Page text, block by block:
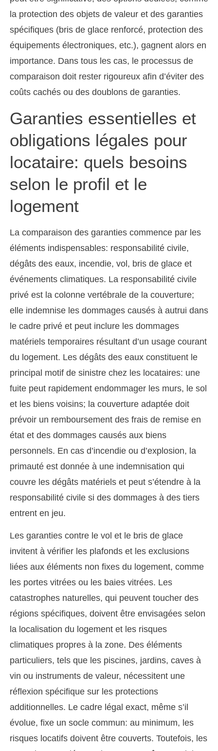
la protection des objets de valeur et des garanties
spécifiques (bris de glace renforcé, protection des
équipements électroniques, etc.), gagnent alors en
importance. Dans tous les cas, le processus de
comparaison doit rester rigoureux afin d’éviter des
coûts cachés ou des doublons de garanties.
Garanties essentielles et
obligations légales pour
locataire: quels besoins
selon le profil et le
logement
La comparaison des garanties commence par les
éléments indispensables: responsabilité civile,
dégâts des eaux, incendie, vol, bris de glace et
événements climatiques. La responsabilité civile
privé est la colonne vertébrale de la couverture;
elle indemnise les dommages causés à autrui dans
le cadre privé et peut inclure les dommages
matériels temporaires résultant d’un usage courant
du logement. Les dégâts des eaux constituent le
principal motif de sinistre chez les locataires: une
fuite peut rapidement endommager les murs, le sol
et les biens voisins; la couverture adaptée doit
prévoir un remboursement des frais de remise en
état et des dommages causés aux biens
personnels. En cas d’incendie ou d’explosion, la
primauté est donnée à une indemnisation qui
couvre les dégâts matériels et peut s’étendre à la
responsabilité civile si des dommages à des tiers
entrent en jeu.
Les garanties contre le vol et le bris de glace
invitent à vérifier les plafonds et les exclusions
liées aux éléments non fixes du logement, comme
les portes vitrées ou les baies vitrées. Les
catastrophes naturelles, qui peuvent toucher des
régions spécifiques, doivent être envisagées selon
la localisation du logement et les risques
climatiques propres à la zone. Des éléments
particuliers, tels que les piscines, jardins, caves à
vin ou instruments de valeur, nécessitent une
réflexion spécifique sur les protections
additionnelles. Le cadre légal exact, même s’il
évolue, fixe un socle commun: au minimum, les
risques locatifs doivent être couverts. Toutefois, les